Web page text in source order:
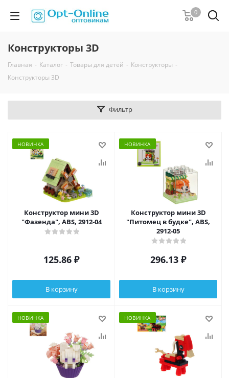
0
Конструкторы 3D
Главная - Каталог - Товары для детей - Конструкторы -
Конструкторы 3D
Фильтр
НОВИНКА
Конструктор мини 3D
"Фазенда", ABS, 2912-04
125.86 ₽
В корзину
НОВИНКА
Конструктор мини 3D
"Питомец в будке", ABS,
2912-05
296.13 ₽
В корзину
НОВИНКА НОВИНКА